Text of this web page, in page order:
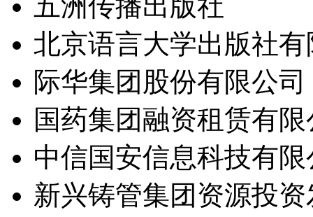
北京语言大学出版社
际华集团股份有限公司
国药集团融资租赁有
中信国安信息科技有限
新兴铸管集团资源投